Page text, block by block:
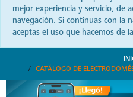
mejor experiencia y servicio, de
navegación. Si continuas con la
aceptas el uso que hacemos de
CATÁLOGO DE